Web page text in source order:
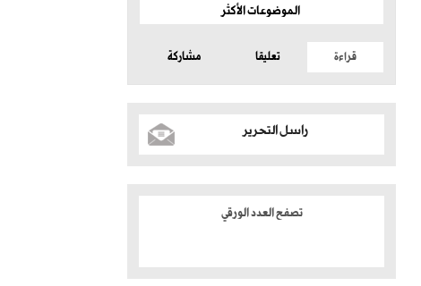
الموضوعات الأكثر
قراءة تعليقا مشاركة
راسل التحرير
تصفح العدد الورقي